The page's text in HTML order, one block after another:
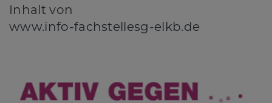
Inhalt von
www.info-fachstellesg-elkb.de